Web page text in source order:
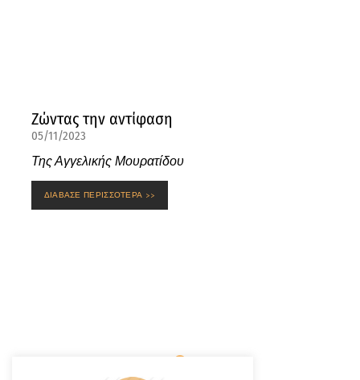
Ζώντας την αντίφαση
05/11/2023
Της Αγγελικής Μουρατίδου
ΔΙΑΒΑΣΕ ΠΕΡΙΣΣΟΤΕΡΑ >>